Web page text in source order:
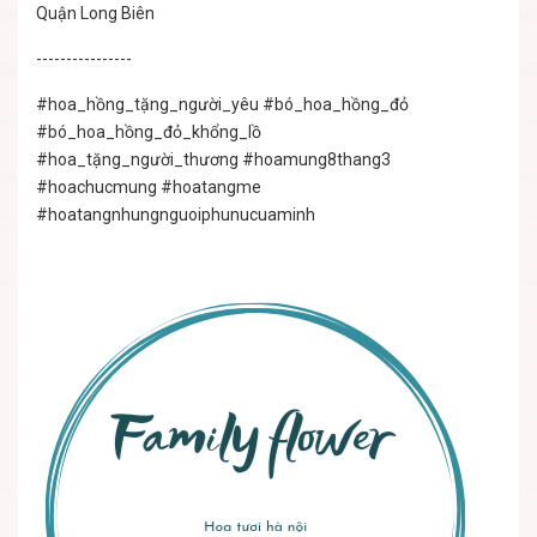
Quận Long Biên
----------------
#hoa_hồng_tặng_người_yêu #bó_hoa_hồng_đỏ
#bó_hoa_hồng_đỏ_khổng_lồ
#hoa_tặng_người_thương #hoamung8thang3
#hoachucmung #hoatangme
#hoatangnhungnguoiphunucuaminh